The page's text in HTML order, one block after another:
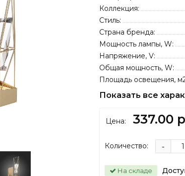
Коллекция:
Стиль:
Страна бренда:
Мощность лампы, W:
Напряжение, V:
Общая мощность, W:
Площадь освещения,
Показать все
Цена: 337.00
Количество: -
На складе